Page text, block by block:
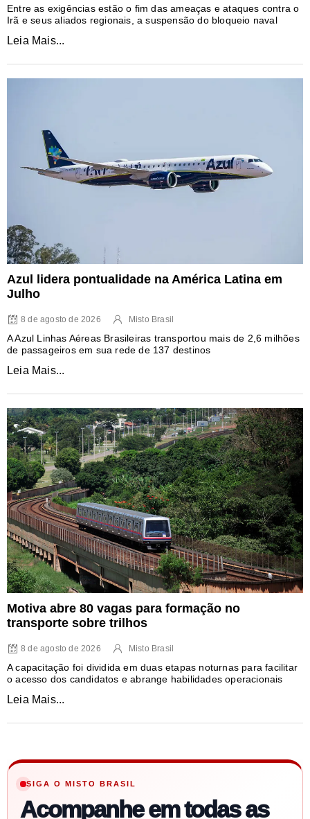
Entre as exigências estão o fim das ameaças e ataques contra o
Irã e seus aliados regionais, a suspensão do bloqueio naval
Leia Mais...
Azul lidera pontualidade na América Latina em
Julho
8 de agosto de 2026 Misto Brasil
A Azul Linhas Aéreas Brasileiras transportou mais de 2,6 milhões
de passageiros em sua rede de 137 destinos
Leia Mais...
Motiva abre 80 vagas para formação no
transporte sobre trilhos
8 de agosto de 2026 Misto Brasil
A capacitação foi dividida em duas etapas noturnas para facilitar
o acesso dos candidatos e abrange habilidades operacionais
Leia Mais...
SIGA O MISTO BRASIL
Acompanhe em todas as